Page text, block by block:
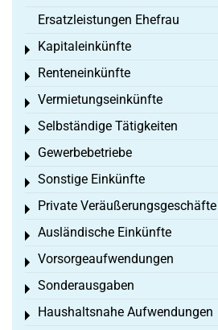
Ersatzleistungen Ehefrau
Kapitaleinkünfte
Toggle menu
Renteneinkünfte
Toggle menu
Vermietungseinkünfte
Toggle menu
Selbständige Tätigkeiten
Toggle menu
Gewerbebetriebe
Toggle menu
Sonstige Einkünfte
Toggle menu
Private Veräußerungsgeschäfte
Toggle menu
Ausländische Einkünfte
Toggle menu
Vorsorgeaufwendungen
Toggle menu
Sonderausgaben
Toggle menu
Haushaltsnahe Aufwendungen
Toggle menu